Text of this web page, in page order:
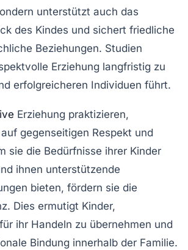
unterstützt auch das
des Kindes und sichert friedliche
Beziehungen. Studien
Erziehung langfristig zu
erfolgreicheren Individuen führt.
Erziehung praktizieren,
gegenseitigen Respekt und
sie die Bedürfnisse ihrer Kinder
ihnen unterstützende
bieten, fördern sie die
. Dies ermutigt Kinder,
ihr Handeln zu übernehmen und
Bindung innerhalb der Familie.